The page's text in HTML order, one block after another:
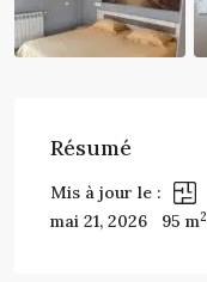
Résumé
Mis à jour le :
mai 21, 2026
95 m2